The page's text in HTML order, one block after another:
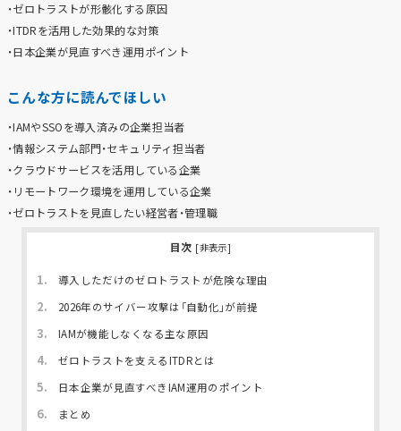
・ゼロトラストが形骸化する原因
・ITDRを活用した効果的な対策
・日本企業が見直すべき運用ポイント
こんな方に読んでほしい
・IAMやSSOを導入済みの企業担当者
・情報システム部門・セキュリティ担当者
・クラウドサービスを活用している企業
・リモートワーク環境を運用している企業
・ゼロトラストを見直したい経営者・管理職
目次 [非表示]
1. 導入しただけのゼロトラストが危険な理由
2. 2026年のサイバー攻撃は「自動化」が前提
3. IAMが機能しなくなる主な原因
4. ゼロトラストを支えるITDRとは
5. 日本企業が見直すべきIAM運用のポイント
6. まとめ